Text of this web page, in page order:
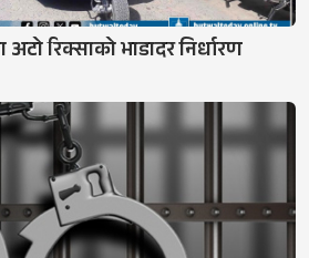
अटो रिक्साको भाडादर निर्धारण